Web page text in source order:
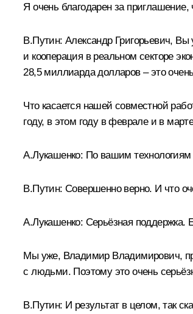
Я очень благодарен за
В.Путин: Александр Григорьевич,
и кооперация в реальном секторе
28,5 миллиарда долларов – это
Что касается нашей совместной
году, в этом году в феврале и в
А.Лукашенко: По вашим
В.Путин: Совершенно верно. И что
А.Лукашенко: Серьёзная поддержка.
Мы уже, Владимир Владимирович,
с людьми. Поэтому это очень
В.Путин: И результат в целом, так